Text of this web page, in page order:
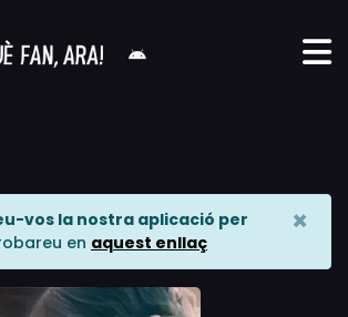
vos la nostra aplicació per
en aquest enllaç
×